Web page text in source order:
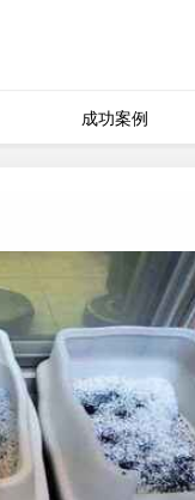
成功案例